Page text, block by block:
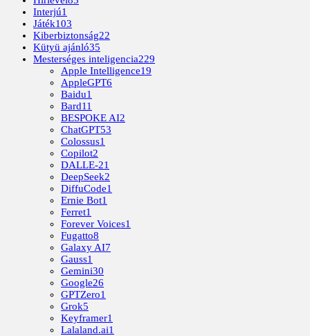
Interjú1
Játék103
Kiberbiztonság22
Kütyü ajánló35
Mesterséges inteligencia229
Apple Intelligence19
AppleGPT6
Baidu1
Bard11
BESPOKE AI2
ChatGPT53
Colossus1
Copilot2
DALLE-21
DeepSeek2
DiffuCode1
Ernie Bot1
Ferret1
Forever Voices1
Fugatto8
Galaxy AI7
Gauss1
Gemini30
Google26
GPTZero1
Grok5
Keyframer1
Lalaland.ai1